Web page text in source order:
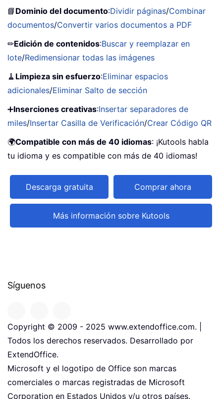
📘 Dominio del documento:Dividir páginas/Combinar
documentos/Convertir varios documentos a PDF
✏Edición de contenidos:Buscar y reemplazar en
lote/Redimensionar todas las imágenes
🧹 Limpieza sin esfuerzo:Eliminar espacios
adicionales/Eliminar Salto de sección
➕Inserciones creativas:Insertar separadores de
miles/Insertar Casilla de Verificación/Crear Código QR
🌍Compatible con más de 40 idiomas: ¡Kutools habla
tu idioma y es compatible con más de 40 idiomas!
Descarga gratuita Comprar ahora
Más información sobre Kutools
Síguenos
Copyright © 2009 - 2025 www.extendoffice.com. |
Todos los derechos reservados. Desarrollado por
ExtendOffice.
Microsoft y el logotipo de Office son marcas
comerciales o marcas registradas de Microsoft
Corporation en Estados Unidos y/u otros países.